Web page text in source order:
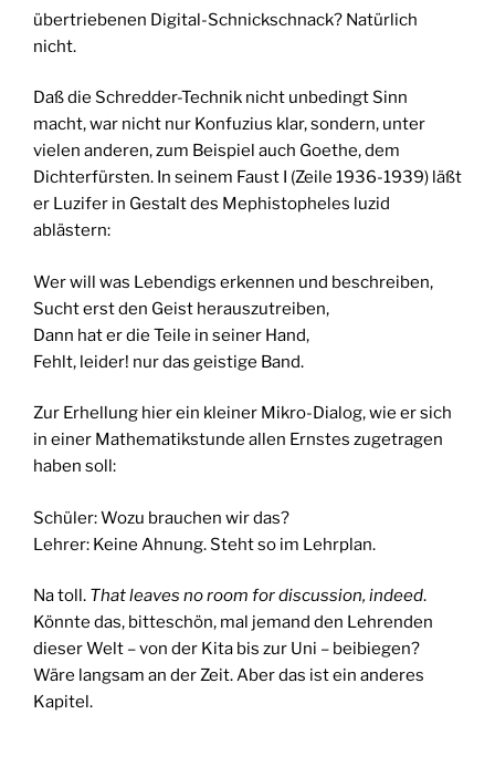
übertriebenen Digital-Schnickschnack? Natürlich
nicht.
Daß die Schredder-Technik nicht unbedingt Sinn
macht, war nicht nur Konfuzius klar, sondern, unter
vielen anderen, zum Beispiel auch Goethe, dem
Dichterfürsten. In seinem Faust I (Zeile 1936-1939) läßt
er Luzifer in Gestalt des Mephistopheles luzid
ablästern:
Wer will was Lebendigs erkennen und beschreiben,
Sucht erst den Geist herauszutreiben,
Dann hat er die Teile in seiner Hand,
Fehlt, leider! nur das geistige Band.
Zur Erhellung hier ein kleiner Mikro-Dialog, wie er sich
in einer Mathematikstunde allen Ernstes zugetragen
haben soll:
Schüler: Wozu brauchen wir das?
Lehrer: Keine Ahnung. Steht so im Lehrplan.
Na toll. That leaves no room for discussion, indeed.
Könnte das, bitteschön, mal jemand den Lehrenden
dieser Welt – von der Kita bis zur Uni – beibiegen?
Wäre langsam an der Zeit. Aber das ist ein anderes
Kapitel.